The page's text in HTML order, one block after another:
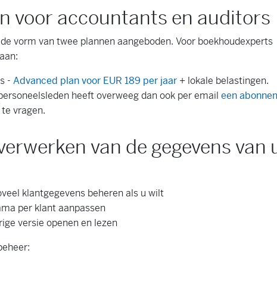
voor accountants en auditors
vorm van twee plannen aangeboden. Voor boekhoudexperts
- Advanced plan voor EUR 189 per jaar + lokale belastingen.
heeft overweeg dan ook per email een
vragen.
van de gegevens van
klantgegevens beheren als u wilt
per klant aanpassen
versie openen en lezen